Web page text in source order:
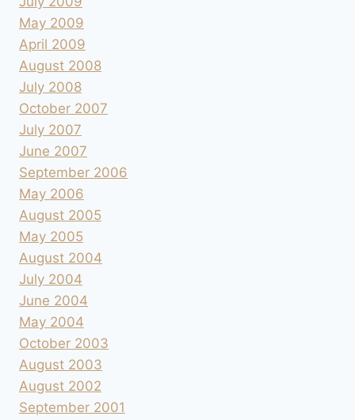
May 2009
April 2009
August 2008
July 2008
October 2007
July 2007
June 2007
September 2006
May 2006
August 2005
May 2005
August 2004
July 2004
June 2004
May 2004
October 2003
August 2003
August 2002
September 2001